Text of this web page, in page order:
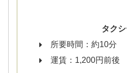
タク
所要時間：約10分
運賃：1,200円前後